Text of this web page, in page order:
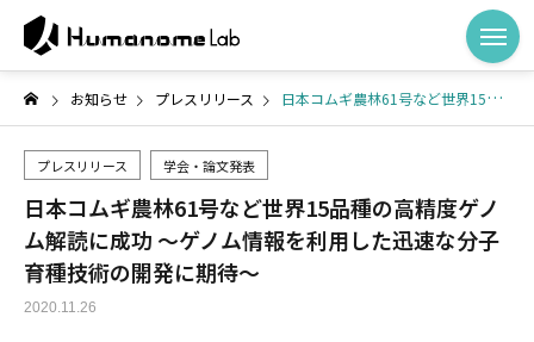
お知らせ プレスリリース 日本コムギ農林61号など世界15品種の高精度ゲノム解読に成功 ～ゲノム情報を利用した迅速な分子育種技術の開発に期待～
プレスリリース 学会・論文発表
日本コムギ農林61号など世界15品種の高精度ゲノ
ム解読に成功 ～ゲノム情報を利用した迅速な分子
育種技術の開発に期待～
2020.11.26